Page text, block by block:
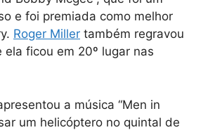
e foi premiada como melhor
Roger Miller também regravou
ela ficou em 20º lugar nas
a música “Men in
um helicóptero no quintal de